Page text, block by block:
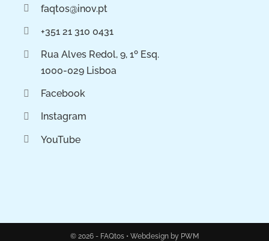
faqtos@inov.pt
+351 21 310 0431
Rua Alves Redol, 9, 1º Esq.
1000-029 Lisboa
Facebook
Instagram
YouTube
© 2026 - FAQtos • Webdesign by PWM